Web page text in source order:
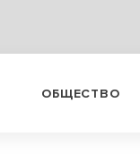
ОБЩЕСТВО